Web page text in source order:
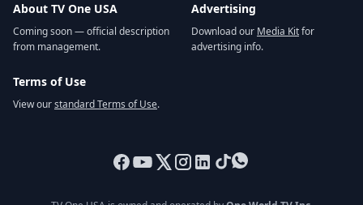
About TV One USA
Coming soon — official description
from management.
Advertising
Download our Media Kitfor
advertising info.
Terms of Use
View ourstandard Terms of Use.